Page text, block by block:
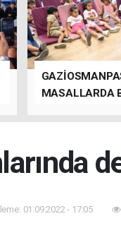
MASALLARDA
01.09.2022 - 17:05